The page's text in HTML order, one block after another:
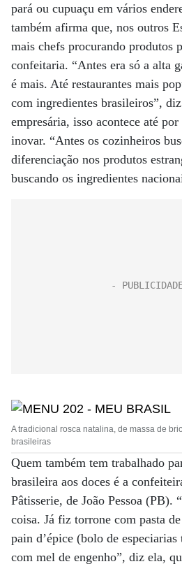
pará ou cupuaçu em vários
também afirma que, nos outros
mais chefs procurando produtos
confeitaria. “Antes era só a alta
é mais. Até restaurantes mais
com ingredientes brasileiros”,
empresária, isso acontece até
inovar. “Antes os cozinheiros
diferenciação nos produtos
buscando os ingredientes
A tradicional rosca natalina, de massa de
brasileiras
Quem também tem trabalhado
brasileira aos doces é a
Pâtisserie, de João Pessoa (PB).
coisa. Já fiz torrone com pasta
pain d’épice (bolo de
com mel de engenho”, diz ela,